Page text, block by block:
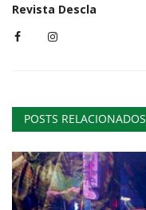
Revista Descla
POSTS RELACIONADOS